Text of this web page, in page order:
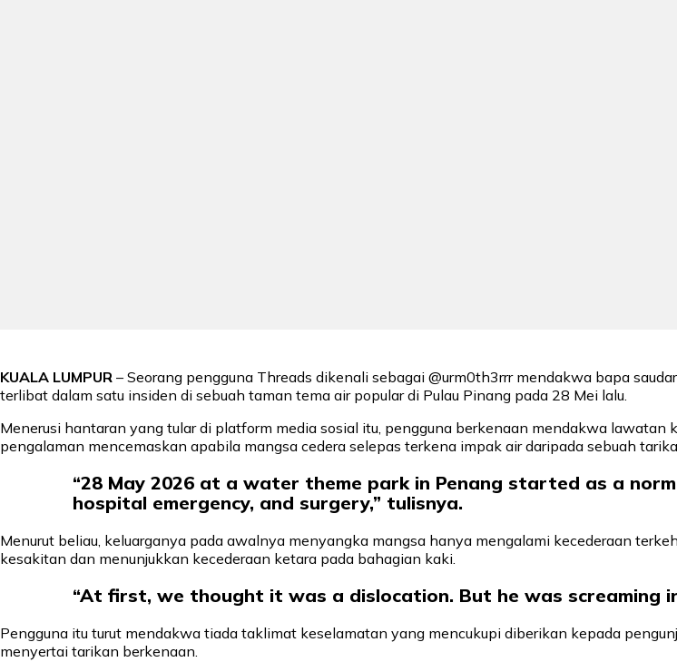
KUALA LUMPUR – Seorang pengguna Threads dikenali sebagai @urm0th3rrr mendakwa bapa
terlibat dalam satu insiden di sebuah taman tema air popular di Pulau Pinang pada 28 Mei lalu.
Menerusi hantaran yang tular di platform media sosial itu, pengguna berkenaan mendakwa
pengalaman mencemaskan apabila mangsa cedera selepas terkena impak air daripada sebuah
“28 May 2026 at a water theme park in Penang started as a
hospital emergency, and surgery,” tulisnya.
Menurut beliau, keluarganya pada awalnya menyangka mangsa hanya mengalami kecederaan
kesakitan dan menunjukkan kecederaan ketara pada bahagian kaki.
“At first, we thought it was a dislocation. But he was screaming
Pengguna itu turut mendakwa tiada taklimat keselamatan yang mencukupi diberikan kepada
menyertai tarikan berkenaan.